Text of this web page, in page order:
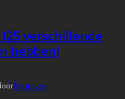
verschillende
hebben!
Brouwer